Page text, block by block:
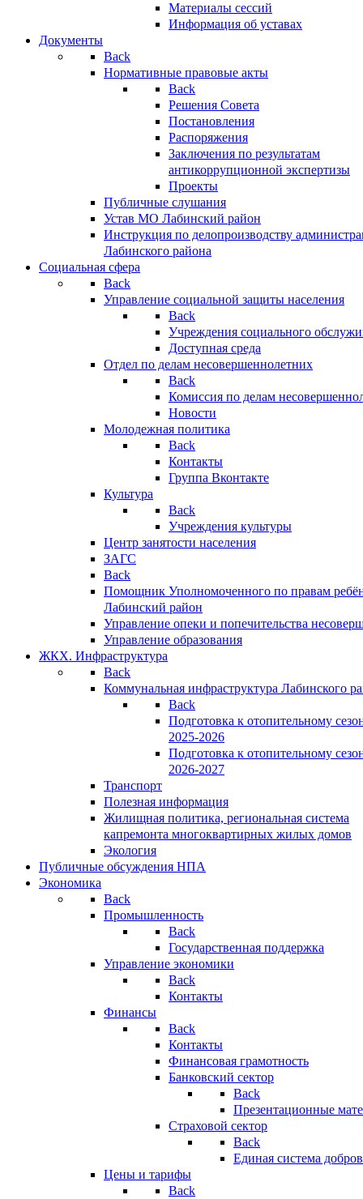
Материалы сессий
Информация об уставах
Документы
Back
Нормативные правовые акты
Back
Решения Совета
Постановления
Распоряжения
Заключения по результатам
антикоррупционной экспертизы
Проекты
Публичные слушания
Устав МО Лабинский район
Инструкция по делопроизводству
Лабинского района
Социальная сфера
Back
Управление социальной защиты населения
Back
Учреждения социального
Доступная среда
Отдел по делам несовершеннолетних
Back
Комиссия по делам
Новости
Молодежная политика
Back
Контакты
Группа Вконтакте
Культура
Back
Учреждения культуры
Центр занятости населения
ЗАГС
Back
Помощник Уполномоченного по правам
Лабинский район
Управление опеки и попечительства
Управление образования
ЖКХ. Инфраструктура
Back
Коммунальная инфраструктура Лабинского
Back
Подготовка к отопительному
2025-2026
Подготовка к отопительному
2026-2027
Транспорт
Полезная информация
Жилищная политика, региональная система
капремонта многоквартирных жилых домов
Экология
Публичные обсуждения НПА
Экономика
Back
Промышленность
Back
Государственная поддержка
Управление экономики
Back
Контакты
Финансы
Back
Контакты
Финансовая грамотность
Банковский сектор
Back
Презентационные
Страховой сектор
Back
Единая система
Цены и тарифы
Back